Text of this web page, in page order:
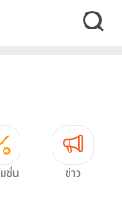
ชั่น ข่าว